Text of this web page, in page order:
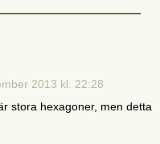
2013 kl. 22:28
stora hexagoner, men detta